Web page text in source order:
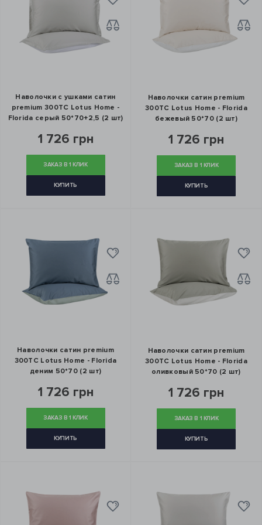
Наволочки с ушками сатин
premium 300ТС Lotus Home -
Florida серый 50*70+2,5 (2 шт)
1 726 грн
ЗАКАЗ В 1 КЛИК
КУПИТЬ
Наволочки сатин premium
300ТС Lotus Home - Florida
бежевый 50*70 (2 шт)
1 726 грн
ЗАКАЗ В 1 КЛИК
КУПИТЬ
Наволочки сатин premium
300ТС Lotus Home - Florida
деним 50*70 (2 шт)
1 726 грн
ЗАКАЗ В 1 КЛИК
КУПИТЬ
Наволочки сатин premium
300ТС Lotus Home - Florida
оливковый 50*70 (2 шт)
1 726 грн
ЗАКАЗ В 1 КЛИК
КУПИТЬ